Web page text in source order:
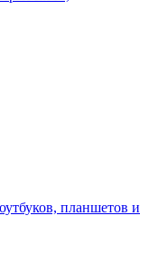
планшетов и